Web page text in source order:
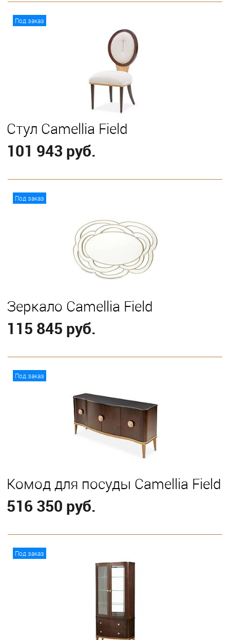
Под заказ
Стул Camellia Field
101 943 руб.
Под заказ
Зеркало Camellia Field
115 845 руб.
Под заказ
Комод для посуды Camellia Field
516 350 руб.
Под заказ